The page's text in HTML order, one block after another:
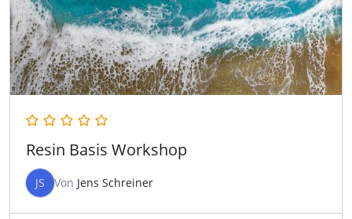
Resin Basis Workshop
JS Von Jens Schreiner